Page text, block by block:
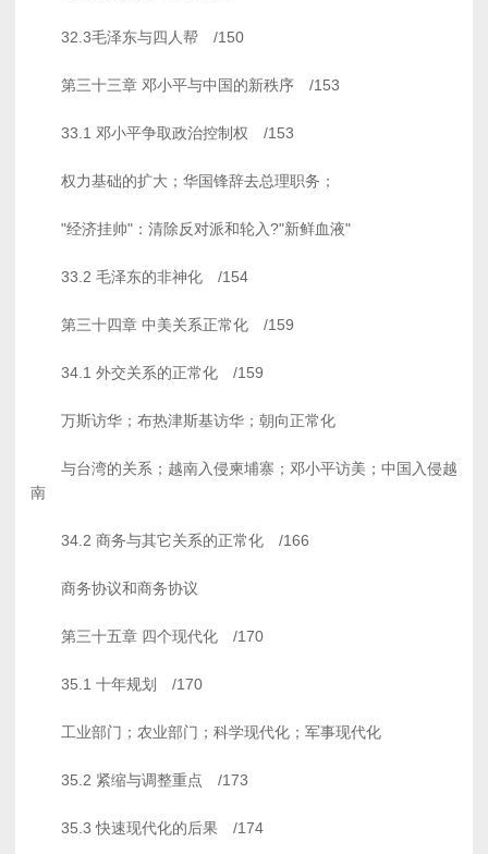
32.3毛泽东与四人帮 /150
第三十三章 邓小平与中国的新秩序 /153
33.1 邓小平争取政治控制权 /153
权力基础的扩大；华国锋辞去总理职务；
"经济挂帅"：清除反对派和轮入?"新鲜血液"
33.2 毛泽东的非神化 /154
第三十四章 中美关系正常化 /159
34.1 外交关系的正常化 /159
万斯访华；布热津斯基访华；朝向正常化
与台湾的关系；越南入侵柬埔寨；邓小平访美；中国入侵越
南
34.2 商务与其它关系的正常化 /166
商务协议和商务协议
第三十五章 四个现代化 /170
35.1 十年规划 /170
工业部门；农业部门；科学现代化；军事现代化
35.2 紧缩与调整重点 /173
35.3 快速现代化的后果 /174